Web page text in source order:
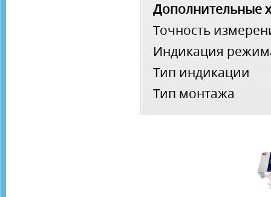
Дополнительные
Точность
Индикация
Тип индикации
Тип монтажа